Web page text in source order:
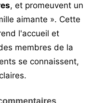
, et promeuvent un
aimante ». Cette
l'accueil et
membres de la
se connaissent,